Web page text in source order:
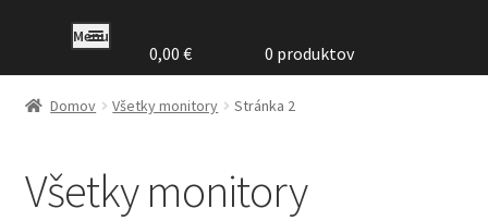
Menu
Domovská
stránka
0,00 € 0 produktov
Domov Všetky monitory Stránka 2
Všetky monitory